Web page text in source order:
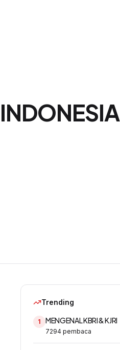
Trending
1 MENGENAL KBRI & KJRI
7294 pembaca